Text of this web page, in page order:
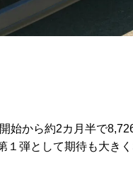
始から約2カ月半で
弾として期待も大きく